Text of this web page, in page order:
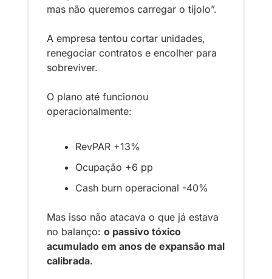
mas não queremos carregar o tijolo”.
A empresa tentou cortar unidades,
renegociar contratos e encolher para
sobreviver.
O plano até funcionou
operacionalmente:
RevPAR +13%
Ocupação +6 pp
Cash burn operacional -40%
Mas isso não atacava o que já estava
no balanço: o passivo tóxico
acumulado em anos de expansão mal
calibrada.